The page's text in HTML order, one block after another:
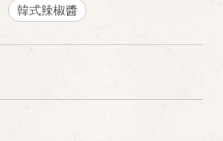
韓式辣椒醬